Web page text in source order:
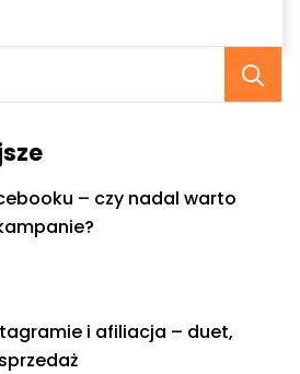
– czy nadal warto
i afiliacja – duet,